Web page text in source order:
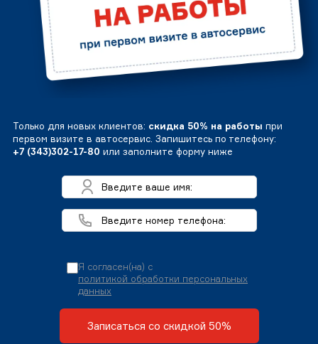
Только для новых клиентов: скидка 50% на работы при
первом визите в автосервис. Запишитесь по телефону:
+7 (343)302-17-80 или заполните форму ниже
Я согласен(на) с
политикой обработки персональных
данных
Записаться со скидкой 50%